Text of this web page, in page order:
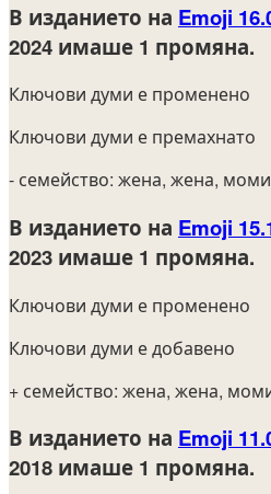
В изданието на Emoji
2024 имаше 1 промяна.
Ключови думи е променено
Ключови думи е премахнато
- семейство: жена, жена,
В изданието на Emoji
2023 имаше 1 промяна.
Ключови думи е променено
Ключови думи е добавено
+ семейство: жена, жена,
В изданието на Emoji
2018 имаше 1 промяна.